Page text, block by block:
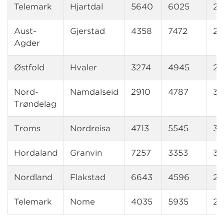
Telemark Hjartdal 5640 6025
Aust-
Agder
Gjerstad 4358 7472
Østfold Hvaler 3274 4945
Nord-
Trøndelag
Namdalseid 2910 4787
Troms Nordreisa 4713 5545
Hordaland Granvin 7257 3353
Nordland Flakstad 6643 4596
Telemark Nome 4035 5935